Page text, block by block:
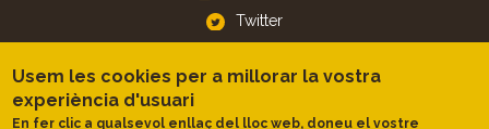
Twitter
APP
iOS
Usem les cookies per a millorar la vostra
experiència d'usuari
En fer clic a qualsevol enllaç del lloc web, doneu el vostre